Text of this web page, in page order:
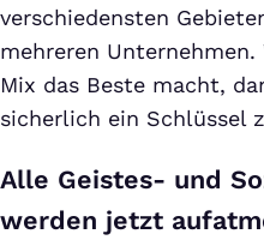
verschiedensten
mehreren Unternehmen.
Mix das Beste macht,
sicherlich ein Schlüssel
Alle Geistes- und
werden jetzt